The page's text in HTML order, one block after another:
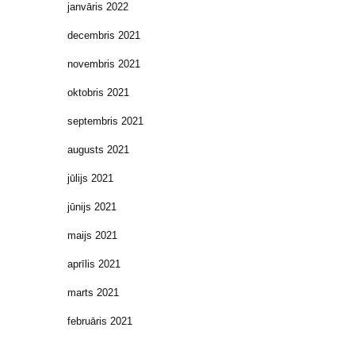
janvāris 2022
decembris 2021
novembris 2021
oktobris 2021
septembris 2021
augusts 2021
jūlijs 2021
jūnijs 2021
maijs 2021
aprīlis 2021
marts 2021
februāris 2021